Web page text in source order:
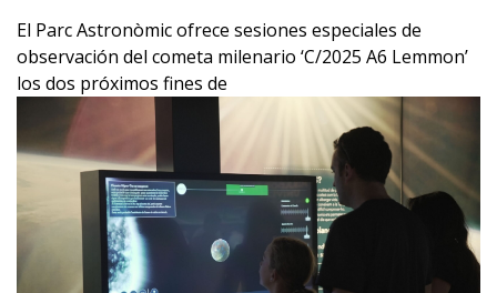
El Parc Astronòmic ofrece sesiones especiales de
observación del cometa milenario ‘C/2025 A6 Lemmon’
los dos próximos fines de